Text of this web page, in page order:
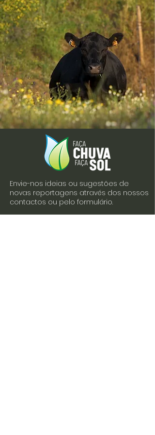
Envie-nos ideias ou sugestões de
novas reportagens através dos nossos
contactos ou pelo formulário.